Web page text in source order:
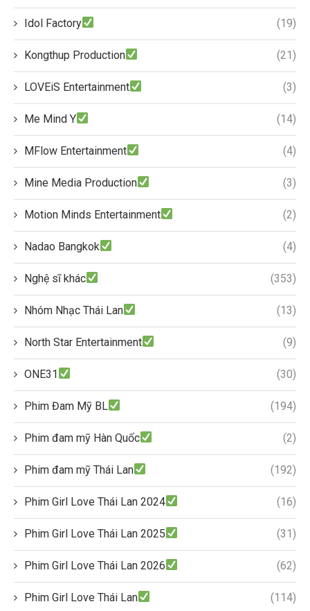
Idol Factory (19)
Kongthup Production (21)
LOVEiS Entertainment (3)
Me Mind Y (14)
MFlow Entertainment (4)
Mine Media Production (3)
Motion Minds Entertainment (2)
Nadao Bangkok (4)
Nghệ sĩ khác (353)
Nhóm Nhạc Thái Lan (13)
North Star Entertainment (9)
ONE31 (30)
Phim Đam Mỹ BL (194)
Phim đam mỹ Hàn Quốc (2)
Phim đam mỹ Thái Lan (192)
Phim Girl Love Thái Lan 2024 (16)
Phim Girl Love Thái Lan 2025 (31)
Phim Girl Love Thái Lan 2026 (62)
Phim Girl Love Thái Lan (114)